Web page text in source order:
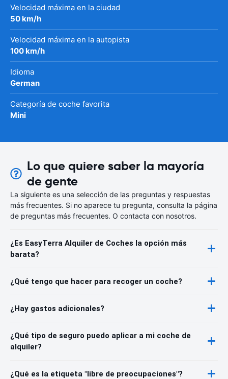
Velocidad máxima en la ciudad
50 km/h
Velocidad máxima en la autopista
100 km/h
Idioma
German
Categoría de coche favorita
Mini
Lo que quiere saber la mayoría
de gente
La siguiente es una selección de las preguntas y respuestas
más frecuentes. Si no aparece tu pregunta, consulta la página
de preguntas más frecuentes. O contacta con nosotros.
¿Es EasyTerra Alquiler de Coches la opción más
barata?
¿Qué tengo que hacer para recoger un coche?
¿Hay gastos adicionales?
¿Qué tipo de seguro puedo aplicar a mi coche de
alquiler?
¿Qué es la etiqueta "libre de preocupaciones"?